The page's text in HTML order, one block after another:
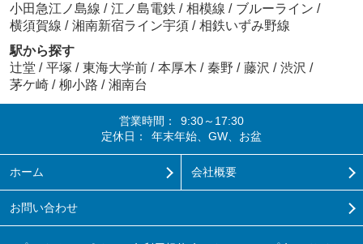
小田急江ノ島線 / 江ノ島電鉄 / 相模線 / ブルーライン /
横須賀線 / 湘南新宿ライン宇須 / 相鉄いずみ野線
駅から探す
辻堂 / 平塚 / 東海大学前 / 本厚木 / 秦野 / 藤沢 / 渋沢 /
茅ケ崎 / 柳小路 / 湘南台
営業時間：
9:30～17:30
定休日：
年末年始、GW、お盆
ホーム 会社概要
お問い合わせ